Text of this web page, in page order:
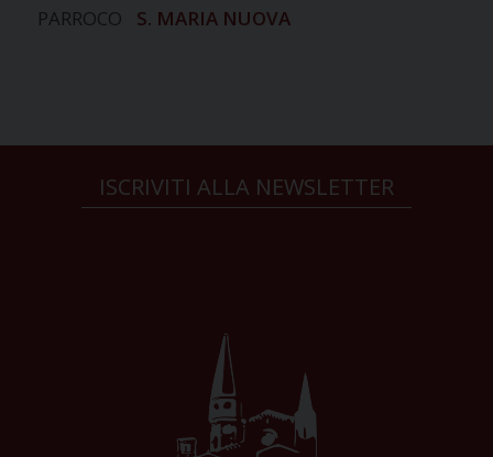
PARROCO
S. MARIA NUOVA
ISCRIVITI ALLA NEWSLETTER